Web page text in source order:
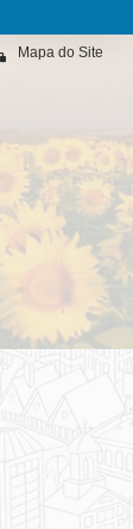
Mapa do Site